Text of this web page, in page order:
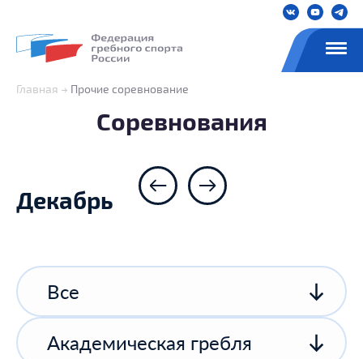
Главная Прочие соревнование
Соревнования
Декабрь
Все
Академическая гребля